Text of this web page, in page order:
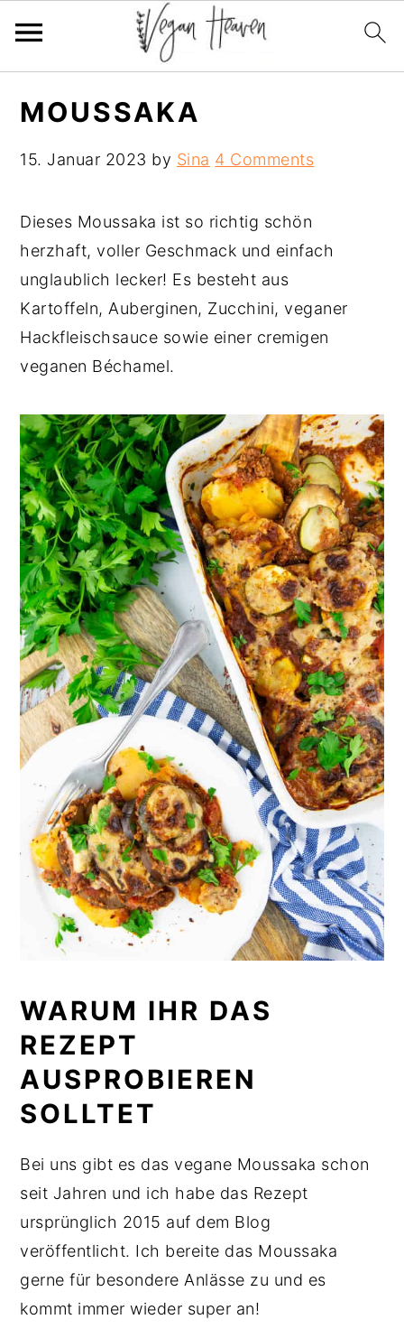
MOUSSAKA
15. Januar 2023 by Sina 4 Comments
Dieses Moussaka ist so richtig schön
herzhaft, voller Geschmack und einfach
unglaublich lecker! Es besteht aus
Kartoffeln, Auberginen, Zucchini, veganer
Hackfleischsauce sowie einer cremigen
veganen Béchamel.
WARUM IHR DAS
REZEPT
AUSPROBIEREN
SOLLTET
Bei uns gibt es das vegane Moussaka schon
seit Jahren und ich habe das Rezept
ursprünglich 2015 auf dem Blog
veröffentlicht. Ich bereite das Moussaka
gerne für besondere Anlässe zu und es
kommt immer wieder super an!